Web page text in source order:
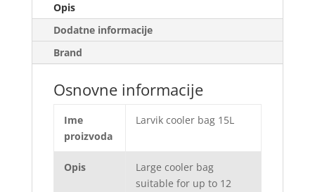
Opis
Dodatne informacije
Brand
Osnovne informacije
Ime
proizvoda
Larvik cooler bag 15L
Opis
Large cooler bag
suitable for up to 12